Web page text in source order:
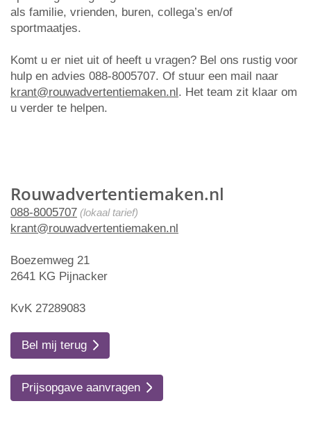
Rouwadvertentiemaken.nl
088-8005707 (lokaal tarief)
krant@rouwadvertentiemaken.nl
Boezemweg 21
2641 KG Pijnacker
KvK 27289083
Bel mij terug
Prijsopgave aanvragen
als familie, vrienden, buren, collega’s en/of
sportmaatjes.
Komt u er niet uit of heeft u vragen? Bel ons rustig voor
hulp en advies 088-8005707. Of stuur een mail naar
krant@rouwadvertentiemaken.nl. Het team zit klaar om
u verder te helpen.